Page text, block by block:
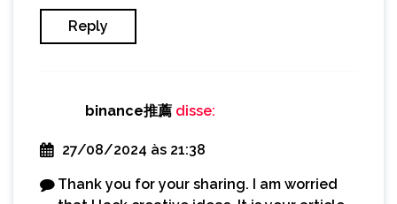
Reply
binance推薦 disse:
27/08/2024 às 21:38
Thank you for your sharing. I am worried